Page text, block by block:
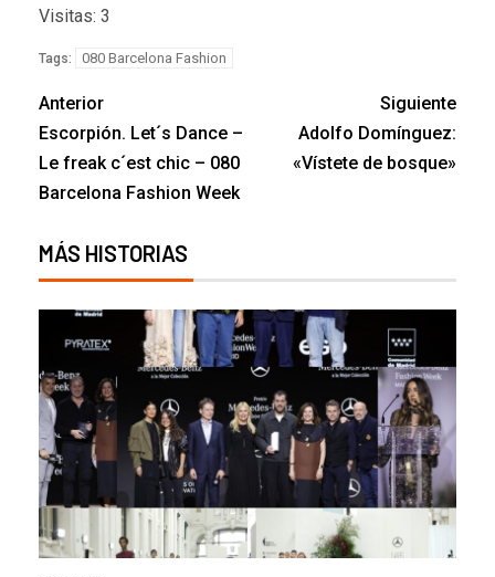
Visitas: 3
Tags: 080 Barcelona Fashion
Anterior
Escorpión. Let´s Dance –
Le freak c´est chic – 080
Barcelona Fashion Week
Siguiente
Adolfo Domínguez:
«Vístete de bosque»
MÁS HISTORIAS